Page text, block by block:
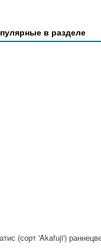
в разделе
(сорт 'Akafuji')